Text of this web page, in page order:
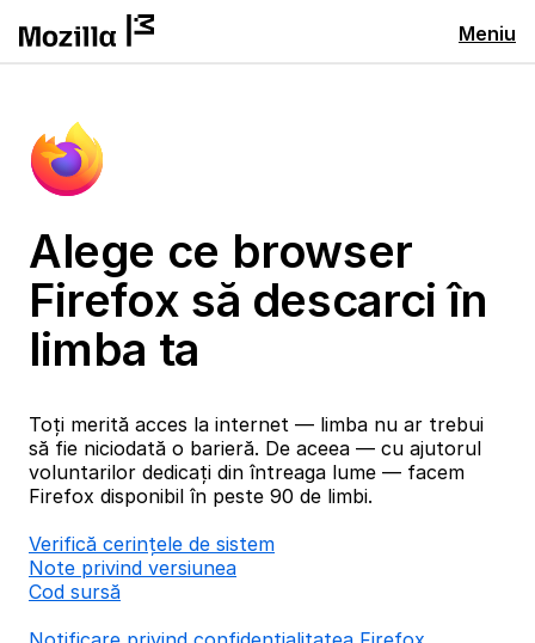
Meniu
Alege ce browser
Firefox să descarci în
limba ta
Toți merită acces la internet — limba nu ar trebui
să fie niciodată o barieră. De aceea — cu ajutorul
voluntarilor dedicați din întreaga lume — facem
Firefox disponibil în peste 90 de limbi.
Verifică cerințele de sistem
Note privind versiunea
Cod sursă